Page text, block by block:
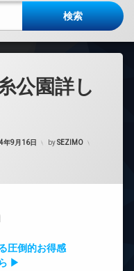
公園詳し
年9月16日 bySEZIMO
圧倒的お得感
▶